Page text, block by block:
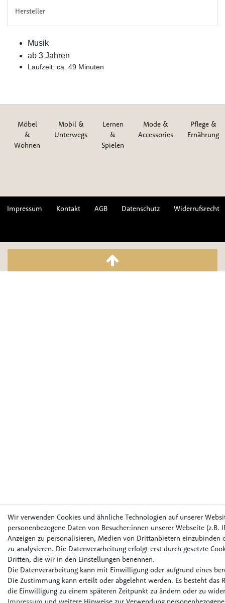
Hersteller
Musik
ab 3 Jahren
Laufzeit: ca. 49 Minuten
Möbel
&
Wohnen
Mobil &
Unterwegs
Lernen
&
Spielen
Mode &
Accessories
Pflege &
Ernährung
Impressum Kontakt AGB Datenschutz Widerrufsrecht
Wir verwenden Cookies und ähnliche Technologien auf unserer
personenbezogene Daten von Besucher:innen unserer Webseite (z.B.
Anzeigen zu personalisieren, Medien von Drittanbietern einzubinden
zu analysieren. Die Datenverarbeitung erfolgt erst durch gesetzte
Dritten, die wir in den Einstellungen benennen.
Die Datenverarbeitung kann mit Einwilligung oder aufgrund eines
Die Zustimmung kann erteilt oder abgelehnt werden. Es besteht das
die Einwilligung zu einem späteren Zeitpunkt zu ändern oder zu